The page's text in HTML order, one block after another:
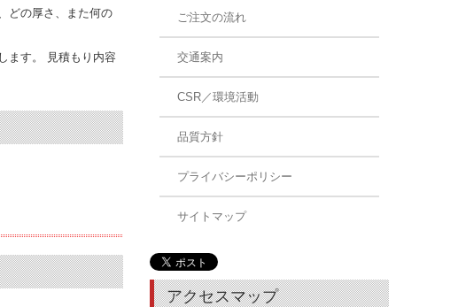
どの厚さ、また何の
ます。 見積もり内容
ご注文の流れ
交通案内
CSR／環境活動
品質方針
プライバシーポリシー
サイトマップ
アクセスマップ